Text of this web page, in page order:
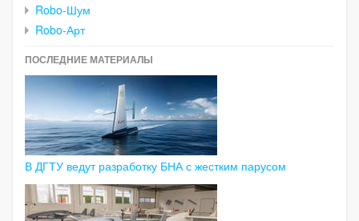
Robo-Шум
Robo-Арт
ПОСЛЕДНИЕ МАТЕРИАЛЫ
В ДГТУ ведут разработку БНА с жестким парусом